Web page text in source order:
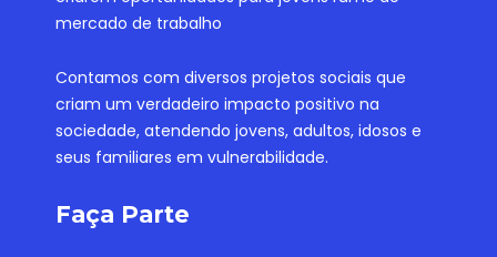
mercado de trabalho
Contamos com diversos projetos sociais que
criam um verdadeiro impacto positivo na
sociedade, atendendo jovens, adultos, idosos e
seus familiares em vulnerabilidade.
Faça Parte